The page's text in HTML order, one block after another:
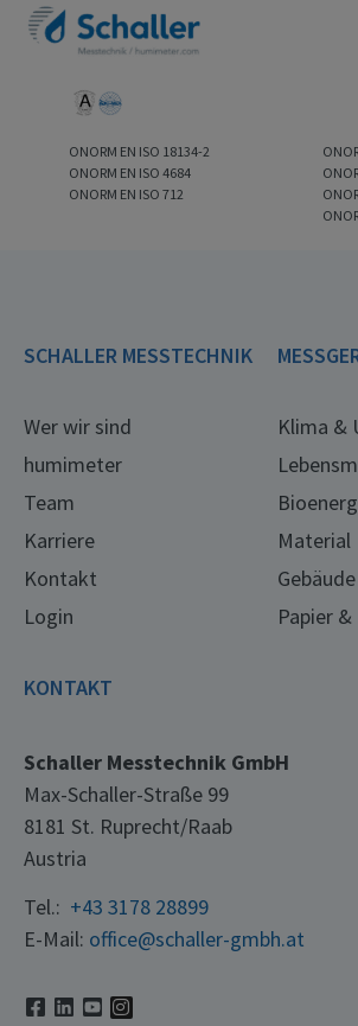
ONORM EN ISO 18134-2
ONORM EN ISO 4684
ONORM EN ISO 712
SCHALLER MESSTECHNIK
Wer wir sind
humimeter
Team
Karriere
Kontakt
Login
Klima &
Material
Gebäude
Papier
KONTAKT
Schaller Messtechnik GmbH
Max-Schaller-Straße 99
8181 St. Ruprecht/Raab
Austria
Tel.: +43 3178 28899
E-Mail: office@schaller-gmbh.at